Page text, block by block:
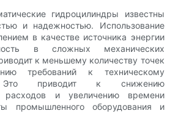
гидроцилиндры известны
и надежностью. Использование
в качестве источника энергии
в сложных механических
к меньшему количеству точек
требований к техническому
Это приводит к снижению
расходов и увеличению времени
промышленного оборудования и